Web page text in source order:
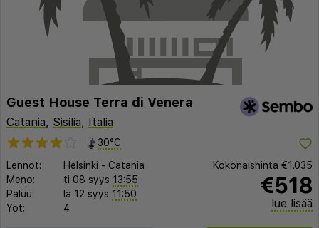
Guest House Terra di Venera
Catania, Sisilia, Italia
30°C
Lennot:
Helsinki - Catania
Meno:
ti 08 syys 13:55
Paluu:
la 12 syys 11:50
Yöt:
4
Kokonaishinta €1.035
€518
lue lisää